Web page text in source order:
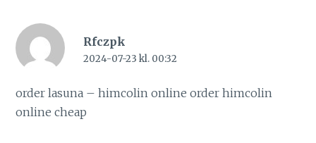
Rfczpk
2024-07-23 kl. 00:32
order lasuna –himcolin online order himcolin
online cheap